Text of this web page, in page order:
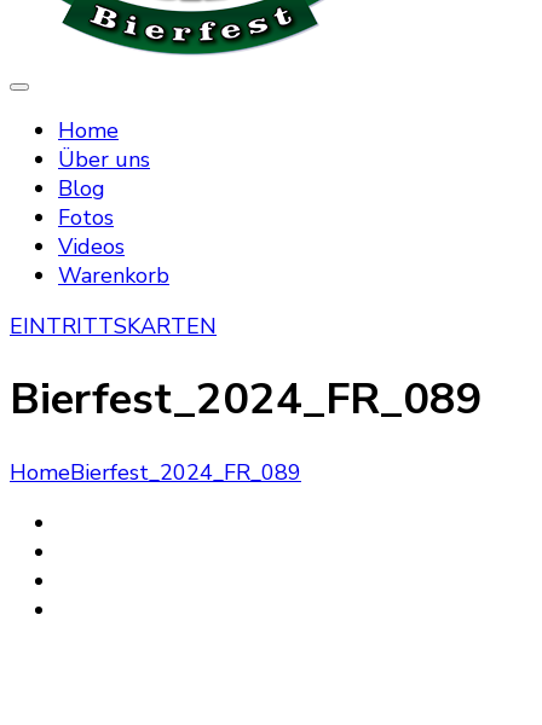
Niederrheinisches Bierfest
Home
Über uns
Blog
Fotos
Videos
Warenkorb
EINTRITTSKARTEN
Bierfest_2024_FR_089
HomeBierfest_2024_FR_089